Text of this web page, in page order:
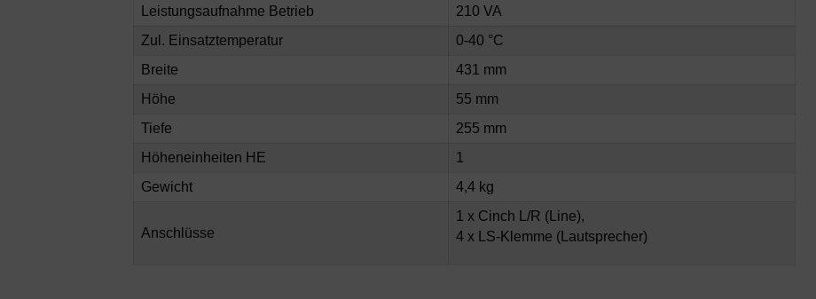
Leistungsaufnahme Betrieb
210 VA
Zul. Einsatztemperatur
0-40 °C
Breite
431 mm
Höhe
55 mm
Tiefe
255 mm
Höheneinheiten HE
1
Gewicht
4,4 kg
Anschlüsse
1 x Cinch L/R (Line),
4 x LS-Klemme (Lautsprecher)